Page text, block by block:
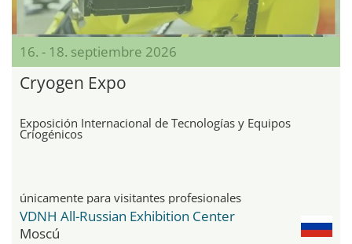
16. - 18. septiembre 2026
Cryogen Expo
Exposición Internacional de Tecnologías y Equipos
Criogénicos
únicamente para visitantes profesionales
VDNH All-Russian Exhibition Center
Moscú